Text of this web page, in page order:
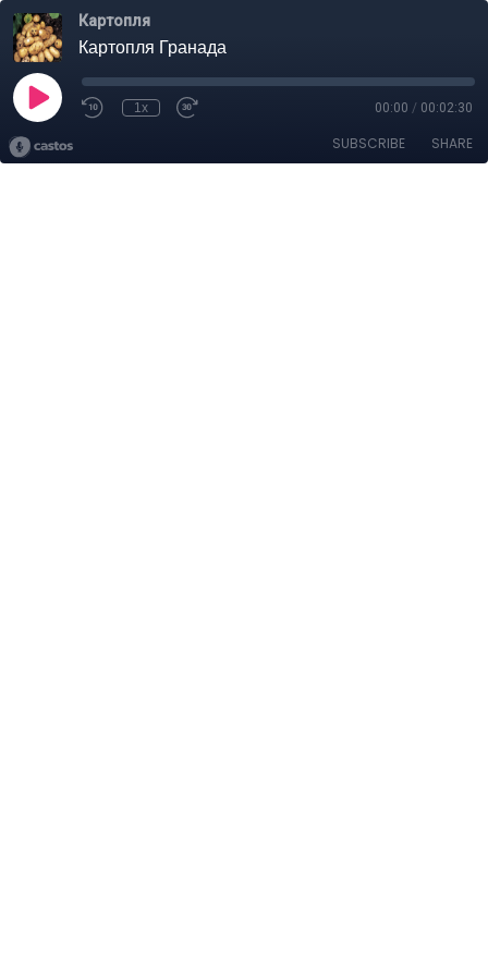
Картопля
Картопля Гранада
1x 00:00 / 00:02:30
SUBSCRIBE SHARE